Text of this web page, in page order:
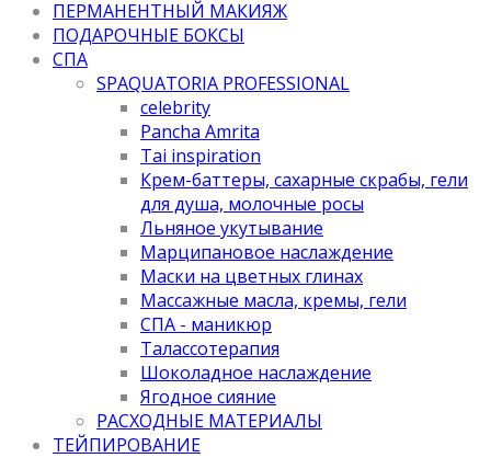
ПЕРМАНЕНТНЫЙ МАКИЯЖ
ПОДАРОЧНЫЕ БОКСЫ
СПА
SPAQUATORIA PROFESSIONAL
celebrity
Pancha Amrita
Tai inspiration
Крем-баттеры, сахарные скрабы, гели
для душа, молочные росы
Льняное укутывание
Марципановое наслаждение
Маски на цветных глинах
Массажные масла, кремы, гели
СПА - маникюр
Талассотерапия
Шоколадное наслаждение
Ягодное сияние
РАСХОДНЫЕ МАТЕРИАЛЫ
ТЕЙПИРОВАНИЕ